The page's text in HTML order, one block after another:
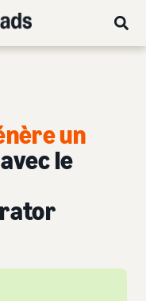
un
avec le